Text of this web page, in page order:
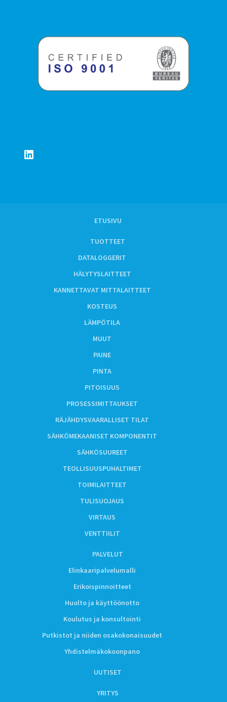
LinkedIn
ETUSIVU
TUOTTEET
DATALOGGERIT
HÄLYTYSLAITTEET
KANNETTAVAT MITTALAITTEET
KOSTEUS
LÄMPÖTILA
MUUT
PAINE
PINTA
PITOISUUS
PROSESSIMITTAUKSET
RÄJÄHDYSVAARALLISET TILAT
SÄHKÖMEKAANISET KOMPONENTIT
SÄHKÖSUUREET
TEOLLISUUSPUHALTIMET
TOIMILAITTEET
TULISUOJAUS
VIRTAUS
VENTTIILIT
PALVELUT
Elinkaaripalvelumalli
Erikoispinnoitteet
Huolto ja käyttöönotto
Koulutus ja konsultointi
Putkistot ja niiden osakokonaisuudet
Yhdistelmäkokoonpano
UUTISET
YRITYS